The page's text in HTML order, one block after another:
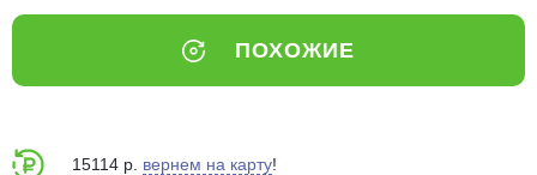
ПОХОЖИЕ
15114 р. вернем на карту!
выбранный способом
Оставшиеся75% будут